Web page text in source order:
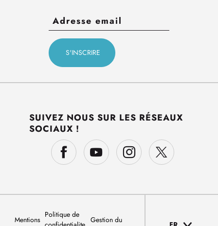
SUIVEZ NOUS SUR LES RÉSEAUX
SOCIAUX !
Mentions
Politique de
Gestion du